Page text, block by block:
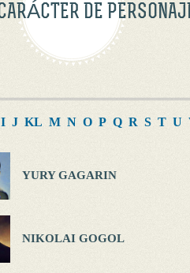
DE
I J KL M N O P Q R S T U
YURY GAGARIN
NIKOLAI GOGOL